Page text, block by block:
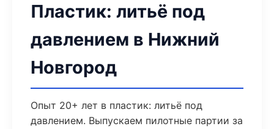
Пластик: литьё под
давлением в Нижний
Новгород
Опыт 20+ лет в пластик: литьё под
давлением. Выпускаем пилотные партии за